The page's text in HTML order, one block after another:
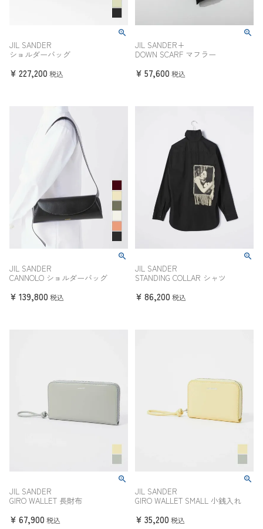
JIL SANDER
ショルダーバッグ
¥ 227,200 税込
JIL SANDER+
DOWN SCARF マフラー
¥ 57,600 税込
JIL SANDER
CANNOLO ショルダーバッグ
¥ 139,800 税込
JIL SANDER
STANDING COLLAR シャツ
¥ 86,200 税込
JIL SANDER
GIRO WALLET 長財布
¥ 67,900 税込
JIL SANDER
GIRO WALLET SMALL 小銭入れ
¥ 35,200 税込